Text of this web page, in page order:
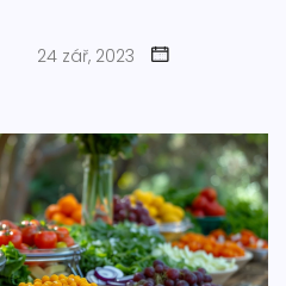
24 zář, 2023